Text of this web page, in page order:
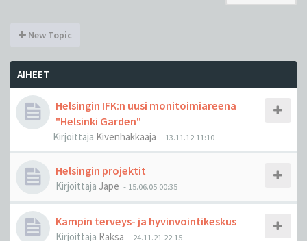
New Topic
AIHEET
Helsingin IFK:n uusi monitoimiareena
"Helsinki Garden"
Kirjoittaja Kivenhakkaaja - 13.11.12 11:10
Helsingin projektit
Kirjoittaja Jape - 15.06.05 00:35
Kampin terveys- ja hyvinvointikeskus
Kirjoittaja Raksa - 24.11.21 22:15